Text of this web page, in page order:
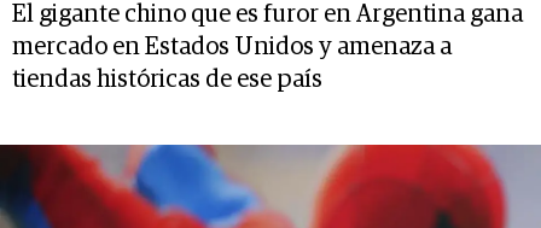
El gigante chino que es furor en Argentina gana
mercado en Estados Unidos y amenaza a
tiendas históricas de ese país